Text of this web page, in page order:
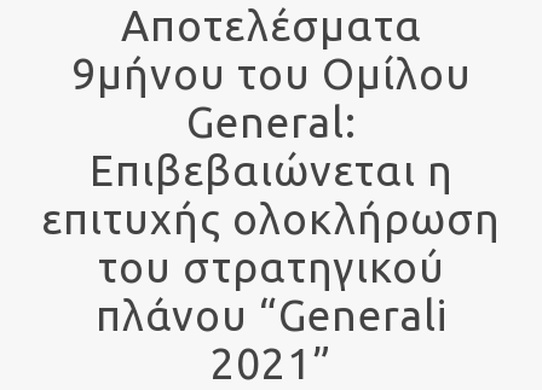
Αποτελέσματα
9μήνου του Ομίλου
General:
Επιβεβαιώνεται η
επιτυχής ολοκλήρωση
του στρατηγικού
πλάνου “Generali
2021”